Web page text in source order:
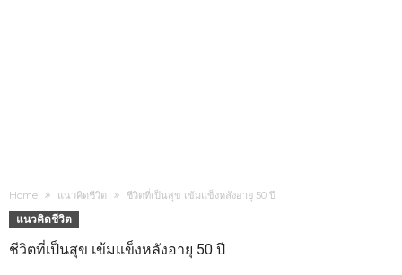
Home แนวคิดชีวิต ชีวิตที่เป็นสุข เข้มแข็งหลังอายุ 50 ปี
แนวคิดชีวิต
ชีวิตที่เป็นสุข เข้มแข็งหลังอายุ 50 ปี